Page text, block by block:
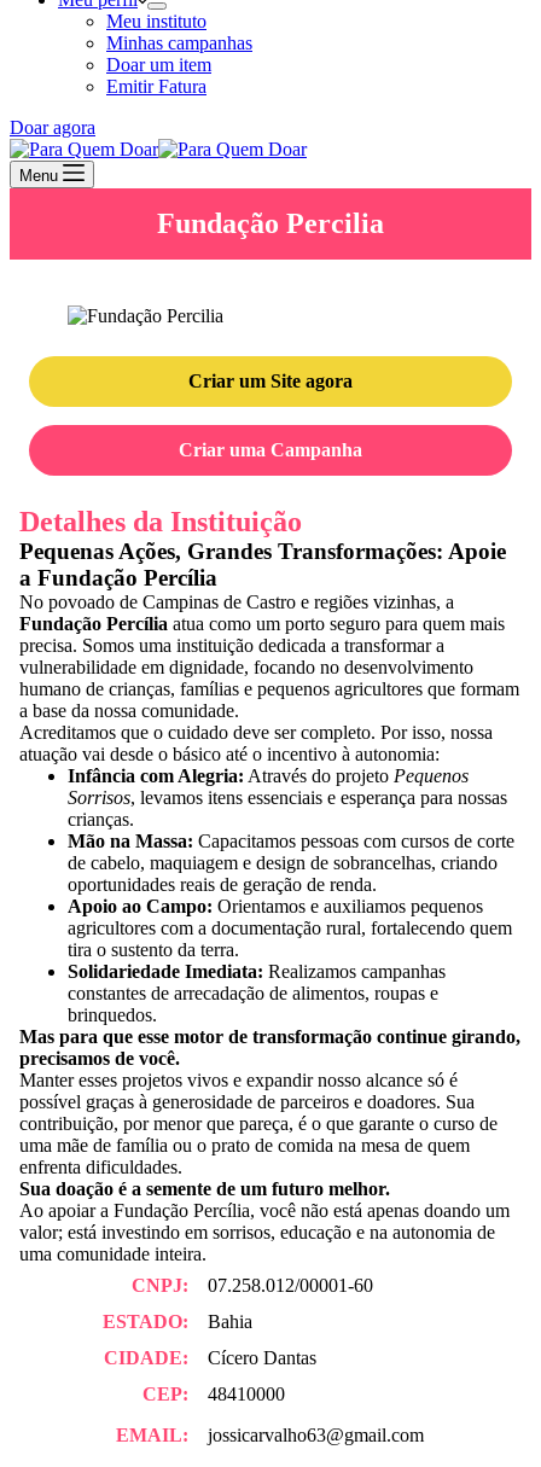
Meu instituto
Minhas campanhas
Doar um item
Emitir Fatura
Doar agora
Menu
Fundação Percilia
Criar um Site agora
Criar uma Campanha
Detalhes da Instituição
Pequenas Ações, Grandes Transformações: Apoie
a Fundação Percília
No povoado de Campinas de Castro e regiões vizinhas, a
Fundação Percília atua como um porto seguro para quem mais
precisa. Somos uma instituição dedicada a transformar a
vulnerabilidade em dignidade, focando no desenvolvimento
humano de crianças, famílias e pequenos agricultores que formam
a base da nossa comunidade.
Acreditamos que o cuidado deve ser completo. Por isso, nossa
atuação vai desde o básico até o incentivo à autonomia:
Infância com Alegria: Através do projeto Pequenos
Sorrisos, levamos itens essenciais e esperança para nossas
crianças.
Mão na Massa: Capacitamos pessoas com cursos de corte
de cabelo, maquiagem e design de sobrancelhas, criando
oportunidades reais de geração de renda.
Apoio ao Campo: Orientamos e auxiliamos pequenos
agricultores com a documentação rural, fortalecendo quem
tira o sustento da terra.
Solidariedade Imediata: Realizamos campanhas
constantes de arrecadação de alimentos, roupas e
brinquedos.
Mas para que esse motor de transformação continue girando,
precisamos de você.
Manter esses projetos vivos e expandir nosso alcance só é
possível graças à generosidade de parceiros e doadores. Sua
contribuição, por menor que pareça, é o que garante o curso de
uma mãe de família ou o prato de comida na mesa de quem
enfrenta dificuldades.
Sua doação é a semente de um futuro melhor.
Ao apoiar a Fundação Percília, você não está apenas doando um
valor; está investindo em sorrisos, educação e na autonomia de
uma comunidade inteira.
CNPJ:
ESTADO:
CIDADE:
CEP:
EMAIL:
07.258.012/00001-60
Bahia
Cícero Dantas
48410000
jossicarvalho63@gmail.com